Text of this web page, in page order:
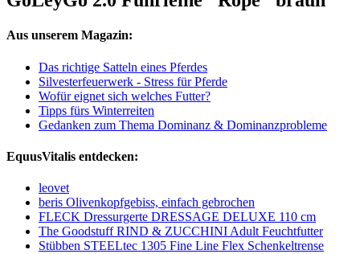
Aus unserem Magazin:
Das richtige Satteln eines Pferdes
Silvesterfeuerwerk - Stress für Pferde
Wofür eignet sich welches Futter?
Tipps fürs Winterreiten
Gedanken zum Thema Dominanz & Dominanzprobleme
EquusVitalis entdecken:
leovet
beris Olivenkopfgebiss, einfach gebrochen
FLECK Dressurgerte DRESSAGE DELUXE 110 cm
The Goodstuff RIND & ZUCCHINI Adult Feuchtfutter
Stübben STEELtec 1305 Fine Line Flex Schenkeltrense